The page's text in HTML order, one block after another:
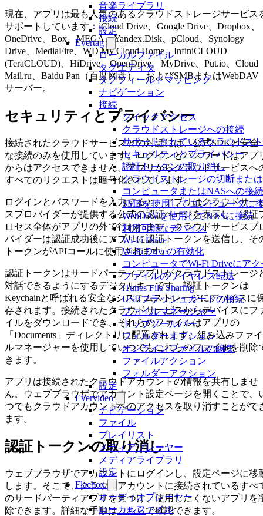
音楽ライブラリ
接続
設定
Evertag
ローカルファイル
タグエディタ
タグフィールドマッピング
ナビゲーション
接続
クイックアクセス
クラウドストレージへの接続
サポートされているクラウドス
セキュリティとプライバシー
認証トークンの取り消し
クラウドストレージの切断また
コンピュータまたはNASへの接続
SMBを使用してコンピュータに
WebDAVを使用してNASに接続
利用可能なデバイス
Wi-Fi Drive
Wi-Fi Driveの有効化
コンピュータでWi-Fi Driveにアク
ファイルのワイヤレス転送
iTunes File Sharing
USBフラッシュカードの接続
ファイルマネージャー
トップツールバー
フォルダーオプション
オンラインファイルの編集
ファイルアクション
フォルダーアクション
設定
Evervideo
ナビゲーション
ファイル
プレイリスト
メディアプレーヤー
メディアライブラリ
設定
Flacbox
オーディオプレーヤー
ローカルファイル
現在、アプリは最も人気のあるクラウドストレージサービス
サポートしています：iCloud Drive、Google Drive、Dropbox、
OneDrive、Box、MEGA、Yandex.Disk、pCloud、Synology
Drive、MediaFire、WD My Cloud Home、InfiniCLOUD
(TeraCLOUD)、HiDrive、OpenDrive、MyDrive、Put.io、Cloud
Mail.ru、Baidu Pan（百度网盘）、およびSMBまたはWebDAV
サーバー。
セキュリティとプライバシー
接続されたクラウドサービスとの対話には、公式SDKと安全
な接続のみを使用しています。ログインとパスワードはアプ
からはアクセスできません。アプリからクラウドサービスへ
すべてのリクエストは暗号化されています。
ログインとパスワードを入力すると、アプリはクラウドサー
スプロバイダーが提供する公式の認証ページを表示し、認証
ロセス全体がアプリの外で行われます。クラウドサービスプ
バイダーは認証成功後にアプリに認証トークンを送信し、そ
トークンがAPIコールに使用されます。
認証トークンはサードパーティアプリがクラウドストレージ
対話できるようにするデジタルキーです。認証トークンは
Keychainと呼ばれる安全なシステムストレージにデバイスに
存されます。接続されたクラウドサービスからデバイスにフ
イルをダウンロードでき、それらのファイルはアプリの
「Documents」ディレクトリに配置されます。組み込みファイ
ルマネージャーを使用していつでもこれらのファイルを削除
きます。
アプリは接続されたクラウドアカウントの情報を共有しませ
ん。ウェブブラウザでアカウント設定ページを開くことで、
つでもクラウドアカウントへのアクセスを取り消すことがで
ます。
認証トークンの取り消し
ウェブブラウザでアカウントにログインし、設定ページに移
します。そこで、クラウドアカウントに接続されているすべ
のサードパーティアプリを見つけ、使用したくないアプリを
除できます。詳細な手順はこちらで確認できます。